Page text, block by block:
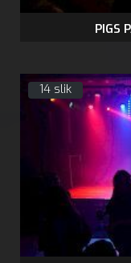
PIGS
14 slik